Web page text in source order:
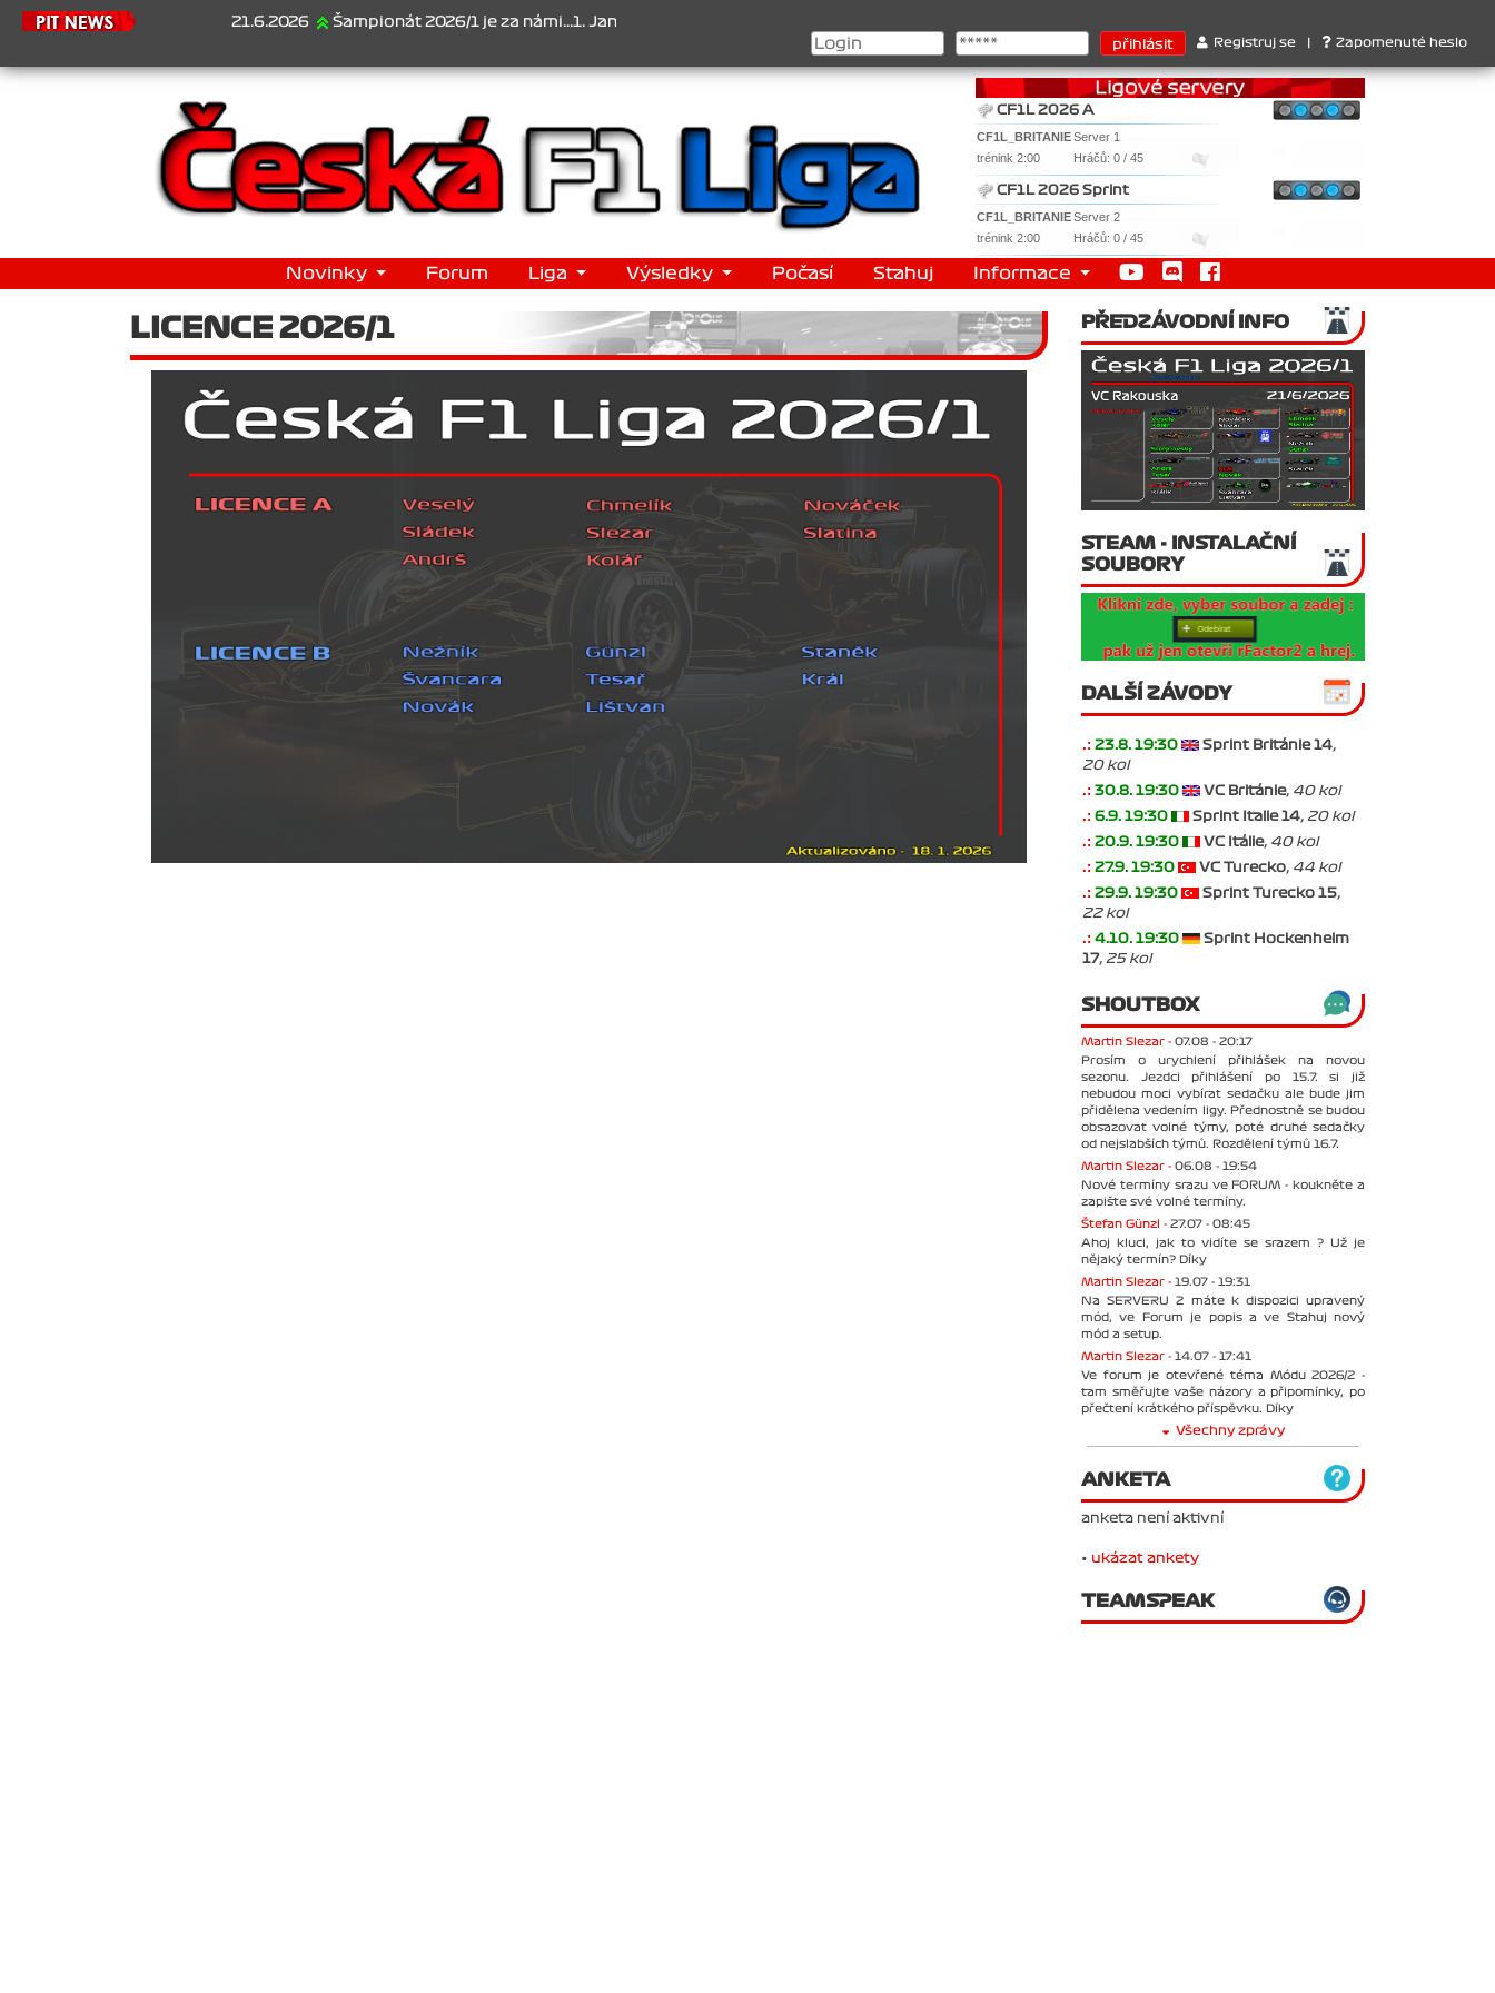
21.6.2026 Šampionát 2026/1 je za námi...1. Jan Veselý , 2. Jan Nováček , 3. Jakub Chmelík , Pohár konstruktérů : 1. Ferrari . 2. Williams , 3. RedBull ..... SprintCup - 1.
Registruj se Zapomenuté heslo
CF1L 2026 A
CF1L_BRITANIEServer 1
trénink 2:00
Hráčů: 0 / 45
CF1L 2026 Sprint
CF1L_BRITANIEServer 2
trénink 2:00
Hráčů: 0 / 45
Novinky Forum Liga Výsledky Počasí Stahuj Informace
LICENCE 2026/1 PŘEDZÁVODNÍ INFO
STEAM - INSTALAČNÍ
SOUBORY
DALŠÍ ZÁVODY
.: 23.8. 19:30 Sprint Británie 14,
20 kol
.: 30.8. 19:30 VC Británie, 40 kol
.: 6.9. 19:30 Sprint Italie 14, 20 kol
.: 20.9. 19:30 VC Itálie, 40 kol
.: 27.9. 19:30 VC Turecko, 44 kol
.: 29.9. 19:30 Sprint Turecko 15,
22 kol
.: 4.10. 19:30
Sprint Hockenheim
17, 25 kol
SHOUTBOX
Martin Slezar - 07.08 - 20:17
Prosím o urychlení přihlášek na novou
sezonu. Jezdci přihlášení po 15.7. si již
nebudou moci vybírat sedačku ale bude jim
přidělena vedením ligy. Přednostně se budou
obsazovat volné týmy, poté druhé sedačky
od nejslabších týmů. Rozdělení týmů 16.7.
Martin Slezar - 06.08 - 19:54
Nové termíny srazu ve FORUM - koukněte a
zapište své volné termíny.
Štefan Günzl - 27.07 - 08:45
Ahoj kluci, jak to vidíte se srazem ? Už je
nějaký termín? Díky
Martin Slezar - 19.07 - 19:31
Na SERVERU 2 máte k dispozici upravený
mód, ve Forum je popis a ve Stahuj nový
mód a setup.
Martin Slezar - 14.07 - 17:41
Ve forum je otevřené téma Módu 2026/2 -
tam směřujte vaše názory a připomínky, po
přečtení krátkého příspěvku. Díky
Všechny zprávy
ANKETA
anketa není aktivní
• ukázat ankety
TEAMSPEAK